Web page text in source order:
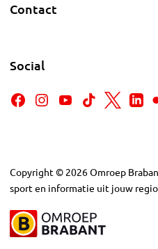
Contact
Social
Copyright © 2026Omroep
sport en informatie uit jouw